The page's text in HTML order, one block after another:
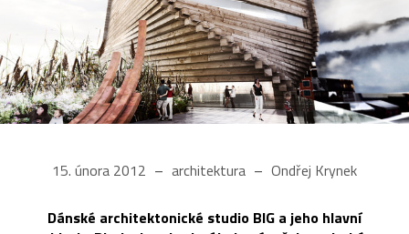
15. února 2012 architektura Ondřej Krynek
Dánské architektonické studio BIG a jeho hlavní